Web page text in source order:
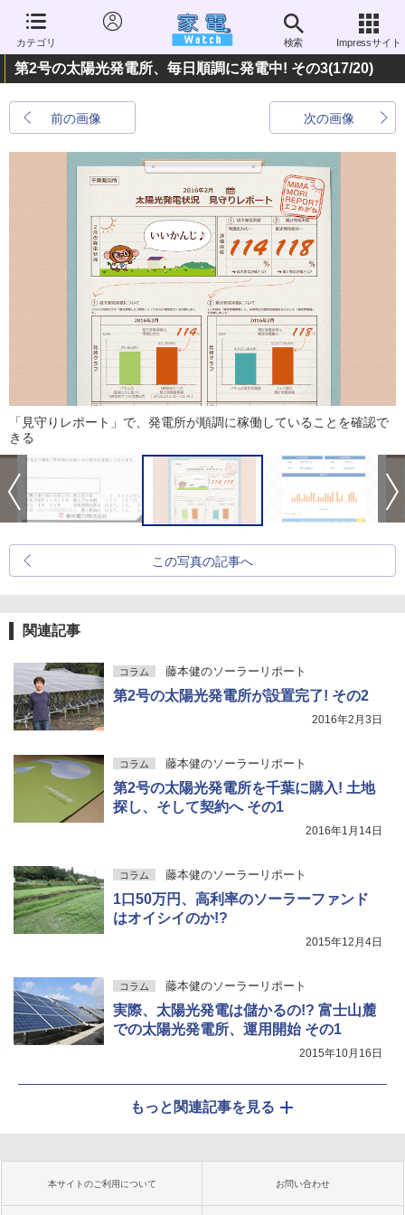
カテゴリ 検索 Impressサイト
第2号の太陽光発電所、毎日順調に発電中! その3(17/20)
前の画像 次の画像
「見守りレポート」で、発電所が順調に稼働していることを確認で
きる
この写真の記事へ
関連記事
コラム 藤本健のソーラーリポート
第2号の太陽光発電所が設置完了! その2
2016年2月3日
コラム 藤本健のソーラーリポート
第2号の太陽光発電所を千葉に購入! 土地
探し、そして契約へ その1
2016年1月14日
コラム 藤本健のソーラーリポート
1口50万円、高利率のソーラーファンド
はオイシイのか!?
2015年12月4日
コラム 藤本健のソーラーリポート
実際、太陽光発電は儲かるの!? 富士山麓
での太陽光発電所、運用開始 その1
2015年10月16日
もっと関連記事を見る
本サイトのご利用について お問い合わせ